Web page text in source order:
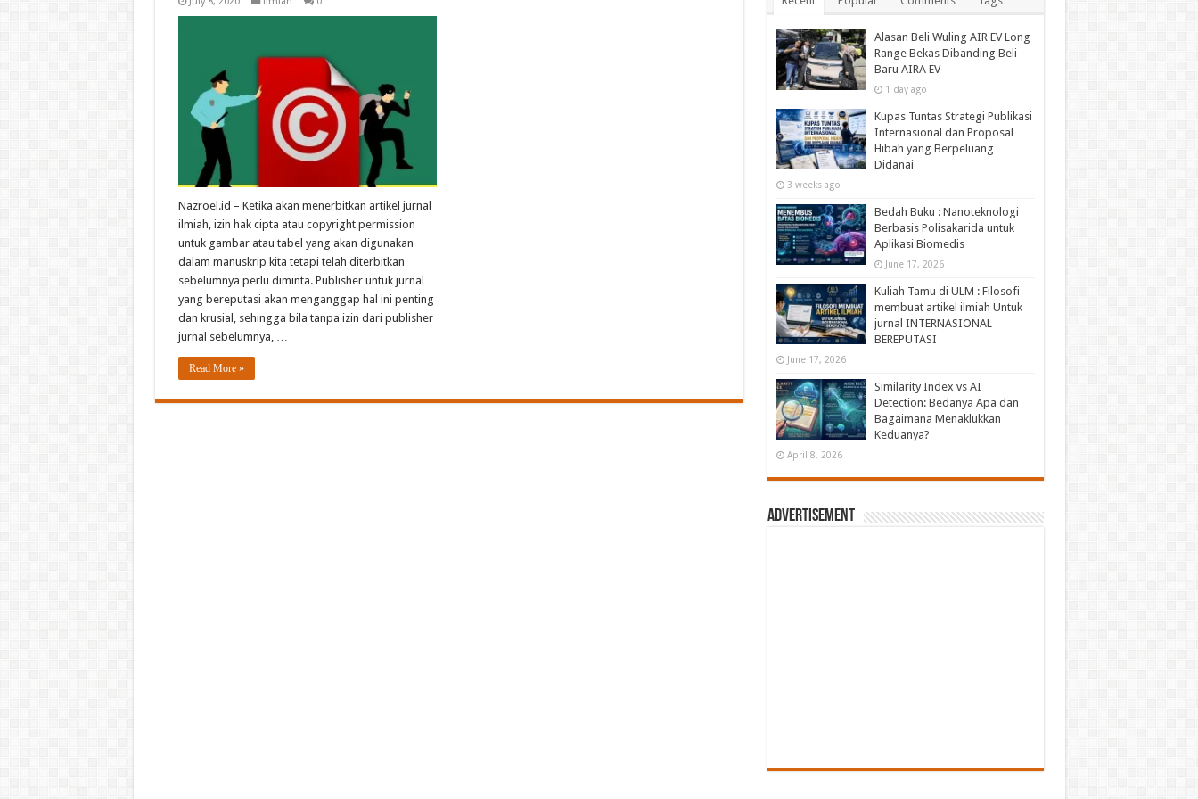
Nazroel.id – Ketika akan menerbitkan artikel jurnal
ilmiah, izin hak cipta atau copyright permission
untuk gambar atau tabel yang akan digunakan
dalam manuskrip kita tetapi telah diterbitkan
sebelumnya perlu diminta. Publisher untuk jurnal
yang bereputasi akan menganggap hal ini penting
dan krusial, sehingga bila tanpa izin dari publisher
jurnal sebelumnya, …
Read More »
Alasan Beli Wuling AIR EV Long
Range Bekas Dibanding Beli
Baru AIRA EV
1 day ago
Kupas Tuntas Strategi Publikasi
Internasional dan Proposal
Hibah yang Berpeluang
Didanai
3 weeks ago
Bedah Buku : Nanoteknologi
Berbasis Polisakarida untuk
Aplikasi Biomedis
June 17, 2026
Kuliah Tamu di ULM : Filosofi
membuat artikel ilmiah Untuk
jurnal INTERNASIONAL
BEREPUTASI
June 17, 2026
Similarity Index vs AI
Detection: Bedanya Apa dan
Bagaimana Menaklukkan
Keduanya?
April 8, 2026
Advertisement